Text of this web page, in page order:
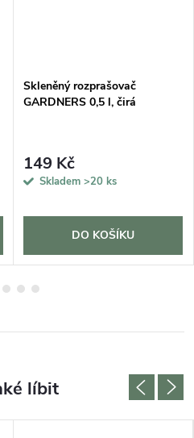
Skleněný rozprašovač
GARDNERS 0,5 l, čirá
149 Kč
Skladem >20 ks
DO KOŠÍKU